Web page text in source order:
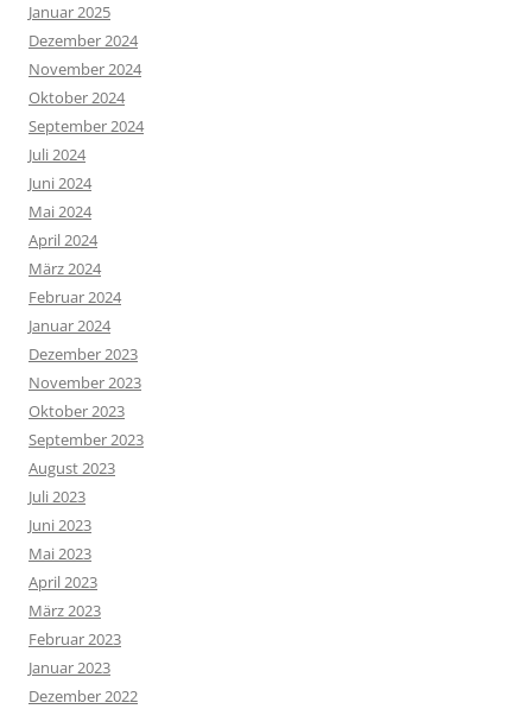
Januar 2025
Dezember 2024
November 2024
Oktober 2024
September 2024
Juli 2024
Juni 2024
Mai 2024
April 2024
März 2024
Februar 2024
Januar 2024
Dezember 2023
November 2023
Oktober 2023
September 2023
August 2023
Juli 2023
Juni 2023
Mai 2023
April 2023
März 2023
Februar 2023
Januar 2023
Dezember 2022